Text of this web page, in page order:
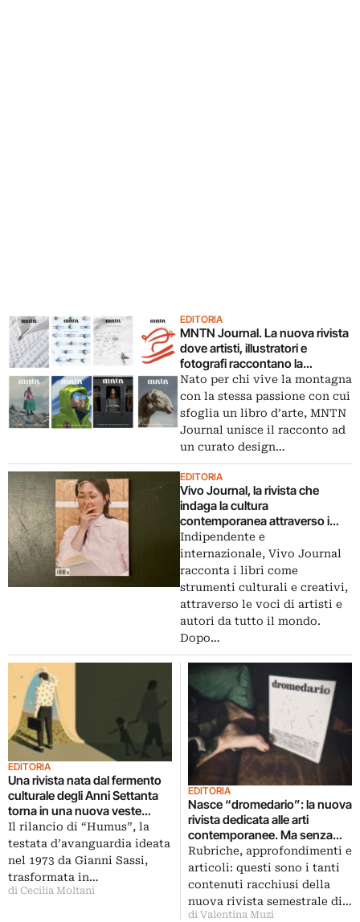
EDITORIA
MNTN Journal. La nuova rivista
dove artisti, illustratori e
fotografi raccontano la
montagna
Nato per chi vive la montagna
con la stessa passione con cui
sfoglia un libro d’arte, MNTN
Journal unisce il racconto ad
un curato design…
EDITORIA
Vivo Journal, la rivista che
indaga la cultura
contemporanea attraverso i
libri
Indipendente e
internazionale, Vivo Journal
racconta i libri come
strumenti culturali e creativi,
attraverso le voci di artisti e
autori da tutto il mondo.
Dopo…
EDITORIA
Una rivista nata dal fermento
culturale degli Anni Settanta
torna in una nuova veste
digitale
Il rilancio di “Humus”, la
testata d’avanguardia ideata
nel 1973 da Gianni Sassi,
trasformata in…
di Cecilia Moltani
EDITORIA
Nasce “dromedario”: la nuova
rivista dedicata alle arti
contemporanee. Ma senza
immagini
Rubriche, approfondimenti e
articoli: questi sono i tanti
contenuti racchiusi della
nuova rivista semestrale di…
di Valentina Muzi